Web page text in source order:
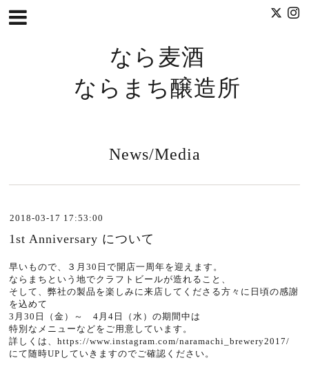
なら麦酒
ならまち醸造所
News/Media
2018-03-17 17:53:00
1st Anniversary について
早いもので、３月30日で開店一周年を迎えます。
ならまちという地でクラフトビールが造れること、
そして、弊社の製品を楽しみに来店してくださる方々に日頃の感謝
を込めて
3月30日（金）～ 4月4日（水）の期間中は
特別なメニューなどをご用意しています。
詳しくは、https://www.instagram.com/naramachi_brewery2017/
にて随時UPしていきますのでご確認ください。